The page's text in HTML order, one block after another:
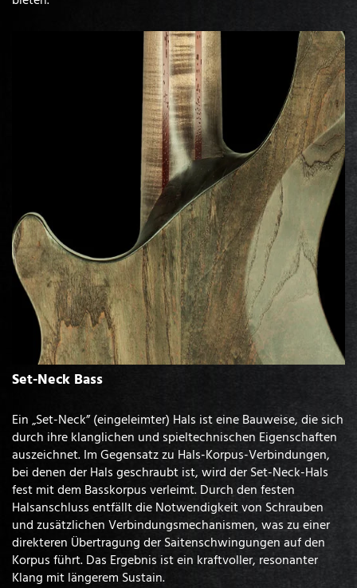
Set-Neck Bass
Ein „Set-Neck” (eingeleimter) Hals ist eine Bauweise, die sich
durch ihre klanglichen und spieltechnischen Eigenschaften
auszeichnet. Im Gegensatz zu Hals-Korpus-Verbindungen,
bei denen der Hals geschraubt ist, wird der Set-Neck-Hals
fest mit dem Basskorpus verleimt. Durch den festen
Halsanschluss entfällt die Notwendigkeit von Schrauben
und zusätzlichen Verbindungsmechanismen, was zu einer
direkteren Übertragung der Saitenschwingungen auf den
Korpus führt. Das Ergebnis ist ein kraftvoller, resonanter
Klang mit längerem Sustain.